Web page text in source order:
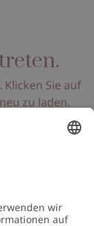
Sie auf
zu laden.